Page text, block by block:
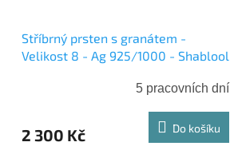
Stříbrný prsten s granátem -
Velikost 8 - Ag 925/1000 - Shablool
5 pracovních dní
2 300 Kč Do košíku